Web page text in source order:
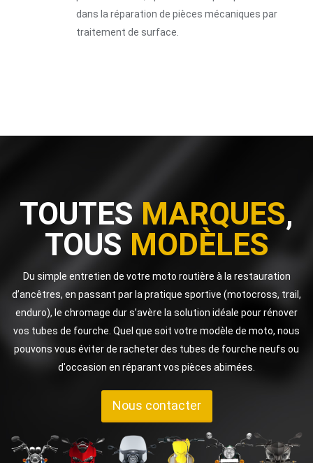
dans la réparation de pièces mécaniques par
traitement de surface.
TOUTESMARQUES,
TOUS MODÈLES
Du simple entretien de votre moto routière à la restauration
d’ancêtres, en passant par la pratique sportive (motocross, trail,
enduro), le chromage dur s’avère la solution idéale pour rénover
vos tubes de fourche. Quel que soit votre modèle de moto, nous
pouvons vous éviter de racheter des tubes de fourche neufs ou
d'occasion en réparant vos pièces abimées.
Nous contacter